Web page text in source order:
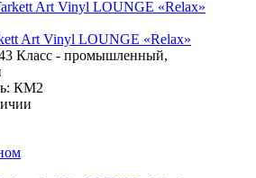
Art Vinyl LOUNGE «Relax»
Класс - промышленный,
КМ2